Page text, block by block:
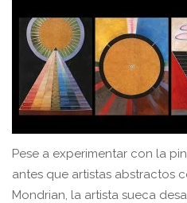
Pese a experimentar con la
antes que artistas abstractos
Mondrian, la artista sueca